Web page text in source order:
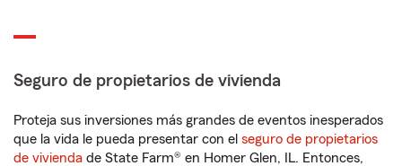
Seguro de propietarios de vivienda
Proteja sus inversiones más grandes de eventos inesperados
que la vida le pueda presentar con el seguro de propietarios
de vivienda de State Farm® en Homer Glen, IL. Entonces,